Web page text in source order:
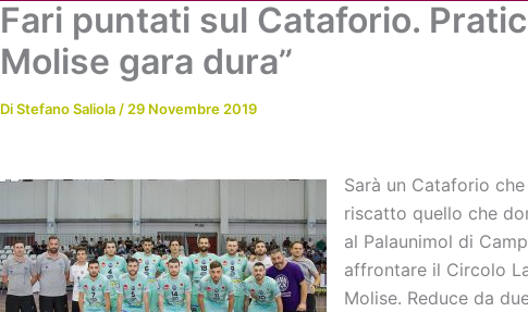
Chi siamo
Fari puntati sul Cataforio.
Molise gara dura”
DiStefano Saliola / 29 Novembre 2019
Sarà un Cataforio
riscatto quello che
al Palaunimol di
affrontare il Circolo
Molise. Reduce da